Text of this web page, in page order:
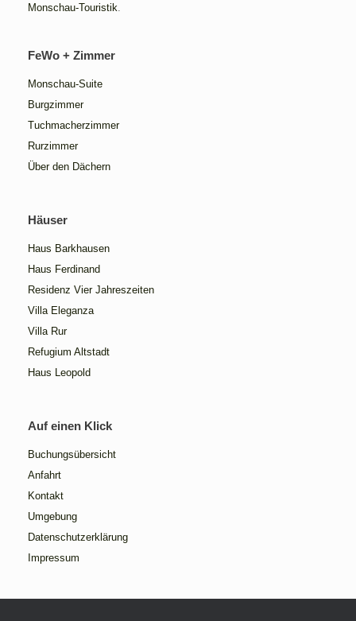
Monschau-Touristik
FeWo + Zimmer
Monschau-Suite
Burgzimmer
Tuchmacherzimmer
Rurzimmer
Über den Dächern
Häuser
Haus Barkhausen
Haus Ferdinand
Residenz Vier Jahreszeiten
Villa Eleganza
Villa Rur
Refugium Altstadt
Haus Leopold
Auf einen Klick
Buchungsübersicht
Anfahrt
Kontakt
Umgebung
Datenschutzerklärung
Impressum